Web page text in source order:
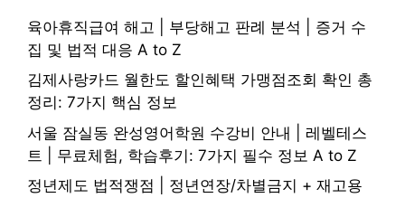
육아휴직급여 해고 | 부당해고 판례 분석 | 증거 수
집 및 법적 대응 A to Z
김제사랑카드 월한도 할인혜택 가맹점조회 확인 총
정리: 7가지 핵심 정보
서울 잠실동 완성영어학원 수강비 안내 | 레벨테스
트 | 무료체험, 학습후기: 7가지 필수 정보 A to Z
정년제도 법적쟁점 | 정년연장/차별금지 + 재고용